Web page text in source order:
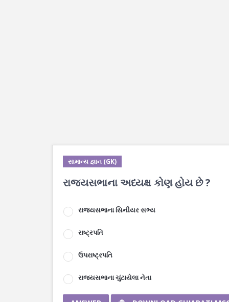
સામાન્ય જ્ઞાન (GK)
રાજયસભાના અધ્યક્ષ કોણ હોય છે ?
રાજયસભાના સિનીયર સભ્ય
રાષ્ટ્રપતિ
ઉપરાષ્ટ્રપતિ
રાજયસભાના ચુંટાયેલા નેતા